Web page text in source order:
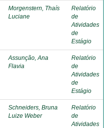
Morgenstern, Thaís
Luciane
Relatório
de
Atividades
de
Estágio
Assunção, Ana
Flavia
Relatório
de
Atividades
de
Estágio
Schneiders, Bruna
Luize Weber
Relatório
de
Atividades